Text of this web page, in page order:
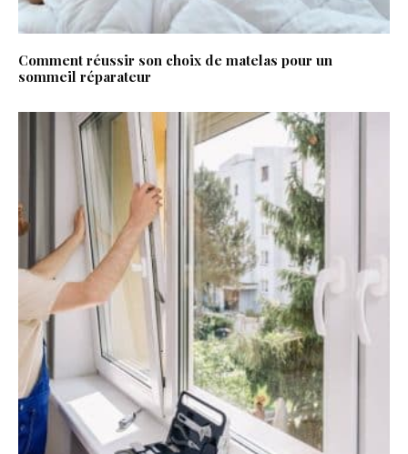
Comment réussir son choix de matelas pour un
sommeil réparateur